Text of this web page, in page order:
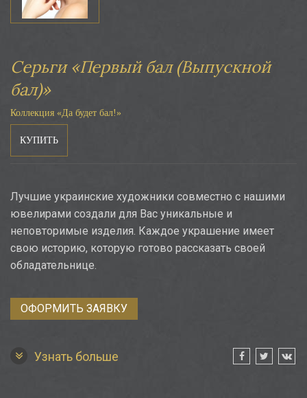
Серьги «Первый бал (Выпускной
бал)»
Коллекция «Да будет бал!»
КУПИТЬ
Лучшие украинские художники совместно с нашими
ювелирами создали для Вас уникальные и
неповторимые изделия. Каждое украшение имеет
свою историю, которую готово рассказать своей
обладательнице.
ОФОРМИТЬ ЗАЯВКУ
Узнать больше